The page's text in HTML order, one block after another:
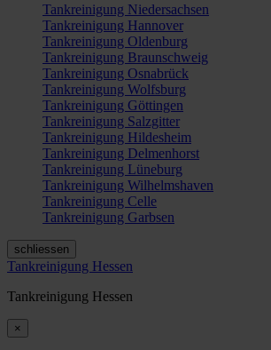
Tankreinigung Niedersachsen
Tankreinigung Hannover
Tankreinigung Oldenburg
Tankreinigung Braunschweig
Tankreinigung Osnabrück
Tankreinigung Wolfsburg
Tankreinigung Göttingen
Tankreinigung Salzgitter
Tankreinigung Hildesheim
Tankreinigung Delmenhorst
Tankreinigung Lüneburg
Tankreinigung Wilhelmshaven
Tankreinigung Celle
Tankreinigung Garbsen
schliessen
Tankreinigung Hessen
Tankreinigung Hessen
×